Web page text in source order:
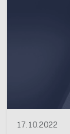
17.10.2022